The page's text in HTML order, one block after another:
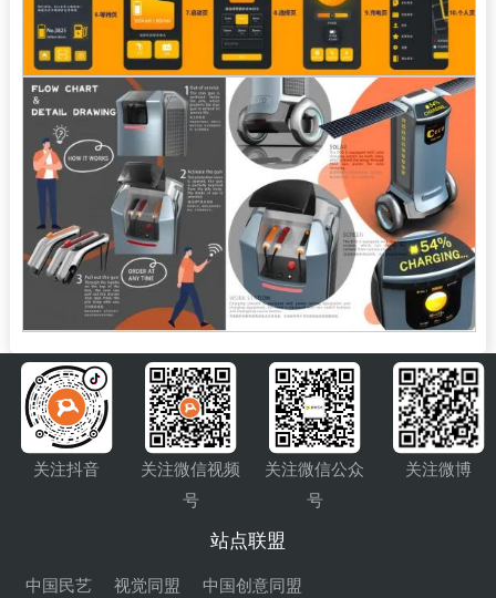
关注抖音
关注微信视频
号
关注微信公众
号
关注微博
站点联盟
中国民艺 视觉同盟 中国创意同盟